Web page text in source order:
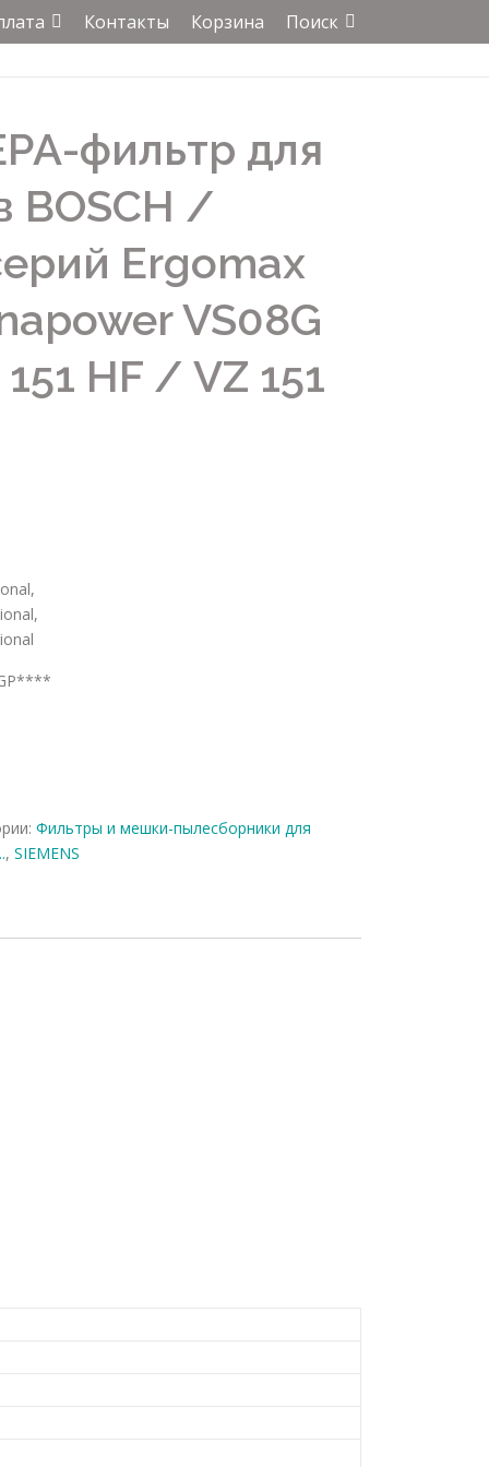
Контакты Корзина Поиск
фильтр для
BOSCH /
Ergomax
VS08G
HF / VZ 151
Фильтры и мешки-пылесборники для
,SIEMENS